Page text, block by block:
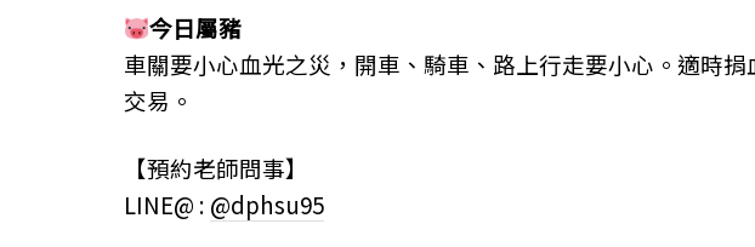
今日屬豬
車關要小心血光之災，開車、騎車、路上行走要小心。適時
交易。
【預約老師問事】
LINE@ : @dphsu95